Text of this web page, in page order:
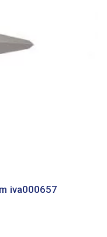
iva000657